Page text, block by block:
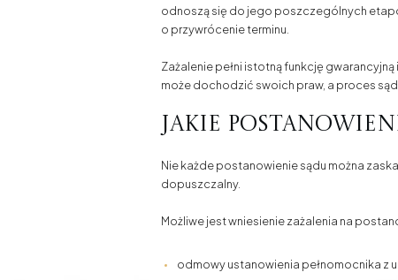
odnoszą się do jego poszczególnych
o przywrócenie terminu.
Zażalenie pełni istotną funkcję
może dochodzić swoich praw, a proces
Jakie
Nie każde postanowienie sądu można
dopuszczalny.
Możliwe jest wniesienie zażalenia na
odmowy ustanowienia pełnomocnika z